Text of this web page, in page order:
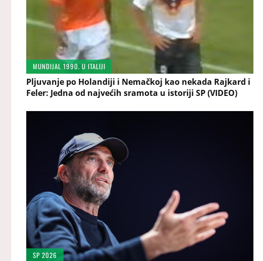
MUNDIJAL 1990. U ITALIJI
Pljuvanje po Holandiji i Nemačkoj kao nekada Rajkard i
Feler: Jedna od najvećih sramota u istoriji SP (VIDEO)
SP 2026